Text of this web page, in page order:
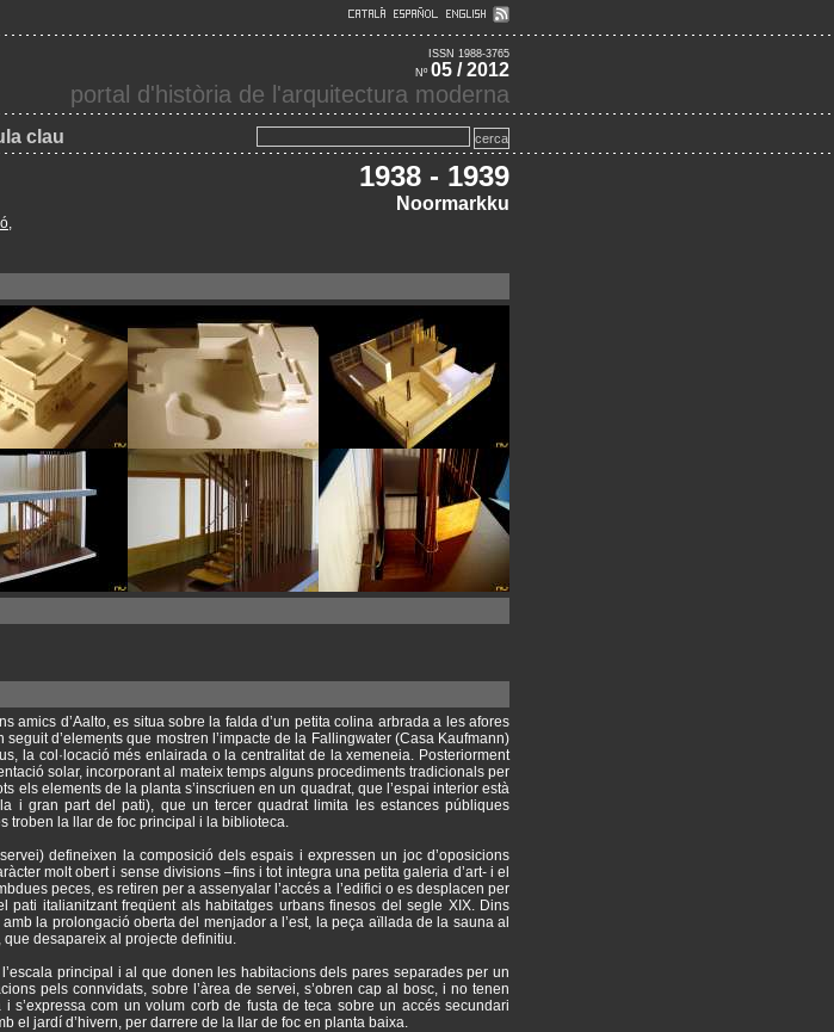
ISSN 1988-3765
Nº 05 / 2012
portal d'història de l'arquitectura moderna
clau
1938 - 1939
Noormarkku
,
amics d’Aalto, es situa sobre la falda d’un petita colina arbrada a les afores
d’elements que mostren l’impacte de la Fallingwater (Casa Kaufmann)
la col·locació més enlairada o la centralitat de la xemeneia. Posteriorment
solar, incorporant al mateix temps alguns procediments tradicionals per
els elements de la planta s’inscriuen en un quadrat, que l’espai interior està
i gran part del pati), que un tercer quadrat limita les estances públiques
troben la llar de foc principal i la biblioteca.
defineixen la composició dels espais i expressen un joc d’oposicions
molt obert i sense divisions –fins i tot integra una petita galeria d’art- i el
peces, es retiren per a assenyalar l’accés a l’edifici o es desplacen per
italianitzant freqüent als habitatges urbans finesos del segle XIX. Dins
la prolongació oberta del menjador a l’est, la peça aïllada de la sauna al
que desapareix al projecte definitiu.
principal i al que donen les habitacions dels pares separades per un
pels connvidats, sobre l’àrea de servei, s’obren cap al bosc, i no tenen
s’expressa com un volum corb de fusta de teca sobre un accés secundari
el jardí d’hivern, per darrere de la llar de foc en planta baixa.